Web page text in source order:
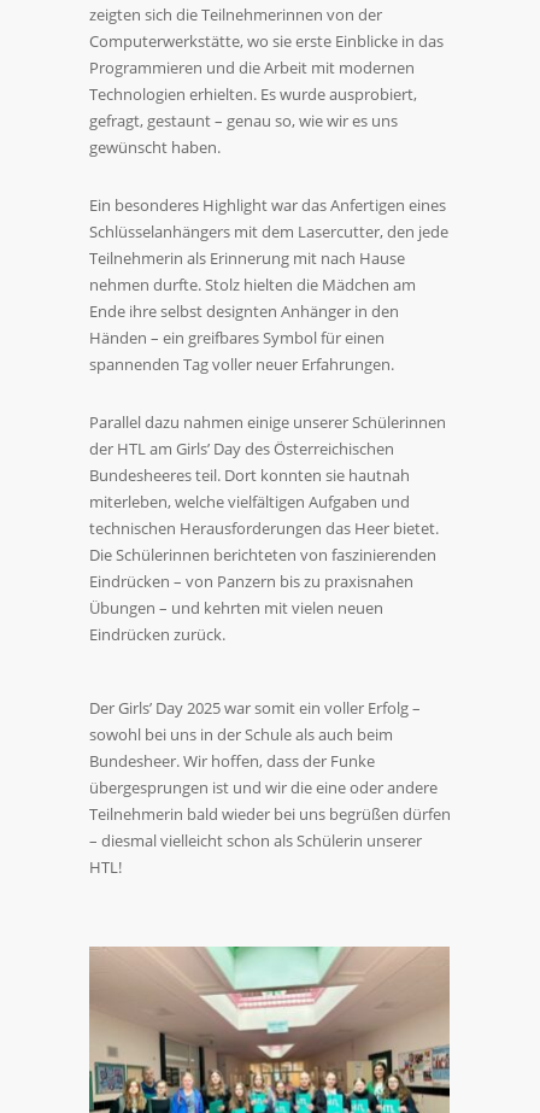
zeigten sich die Teilnehmerinnen von der
Computerwerkstätte, wo sie erste Einblicke in das
Programmieren und die Arbeit mit modernen
Technologien erhielten. Es wurde ausprobiert,
gefragt, gestaunt – genau so, wie wir es uns
gewünscht haben.
Ein besonderes Highlight war das Anfertigen eines
Schlüsselanhängers mit dem Lasercutter, den jede
Teilnehmerin als Erinnerung mit nach Hause
nehmen durfte. Stolz hielten die Mädchen am
Ende ihre selbst designten Anhänger in den
Händen – ein greifbares Symbol für einen
spannenden Tag voller neuer Erfahrungen.
Parallel dazu nahmen einige unserer Schülerinnen
der HTL am Girls’ Day des Österreichischen
Bundesheeres teil. Dort konnten sie hautnah
miterleben, welche vielfältigen Aufgaben und
technischen Herausforderungen das Heer bietet.
Die Schülerinnen berichteten von faszinierenden
Eindrücken – von Panzern bis zu praxisnahen
Übungen – und kehrten mit vielen neuen
Eindrücken zurück.
Der Girls’ Day 2025 war somit ein voller Erfolg –
sowohl bei uns in der Schule als auch beim
Bundesheer. Wir hoffen, dass der Funke
übergesprungen ist und wir die eine oder andere
Teilnehmerin bald wieder bei uns begrüßen dürfen
– diesmal vielleicht schon als Schülerin unserer
HTL!